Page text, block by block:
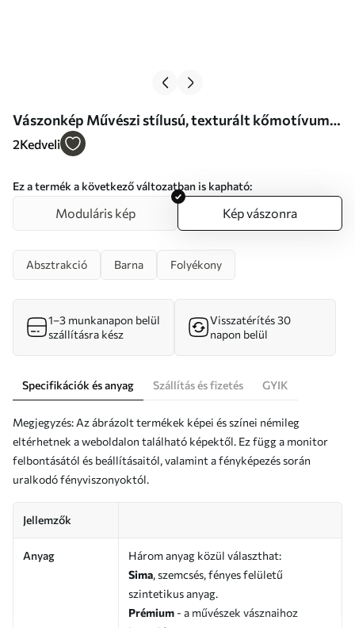
Vászonkép Művészi stílusú, texturált kőmotívum
Nr s46643
2Kedveli
Ez a termék a következő változatban is kapható:
Moduláris kép Kép vászonra
Absztrakció Barna Folyékony
1–3 munkanapon belül
szállításra kész
Visszatérítés 30
napon belül
Specifikációk és anyag Szállítás és fizetés GYIK
Megjegyzés: Az ábrázolt termékek képei és színei némileg
eltérhetnek a weboldalon található képektől. Ez függ a monitor
felbontásától és beállításaitól, valamint a fényképezés során
uralkodó fényviszonyoktól.
Jellemzők
Anyag
Három anyag közül választhat:
Sima, szemcsés, fényes felületű
szintetikus anyag.
Prémium - a művészek vásznaihoz